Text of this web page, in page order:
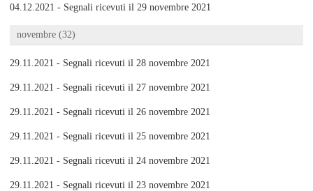
04.12.2021 - Segnali ricevuti il 29 novembre 2021
novembre (32)
29.11.2021 - Segnali ricevuti il 28 novembre 2021
29.11.2021 - Segnali ricevuti il 27 novembre 2021
29.11.2021 - Segnali ricevuti il 26 novembre 2021
29.11.2021 - Segnali ricevuti il 25 novembre 2021
29.11.2021 - Segnali ricevuti il 24 novembre 2021
29.11.2021 - Segnali ricevuti il 23 novembre 2021